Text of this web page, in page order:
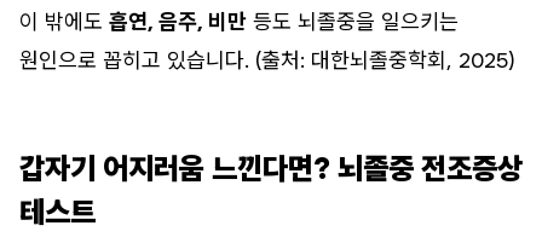
이 밖에도 흡연, 음주, 비만 등도 뇌졸중을 일으키는
원인으로 꼽히고 있습니다. (출처: 대한뇌졸중학회, 2025)
갑자기 어지러움 느낀다면? 뇌졸중 전조증상
테스트